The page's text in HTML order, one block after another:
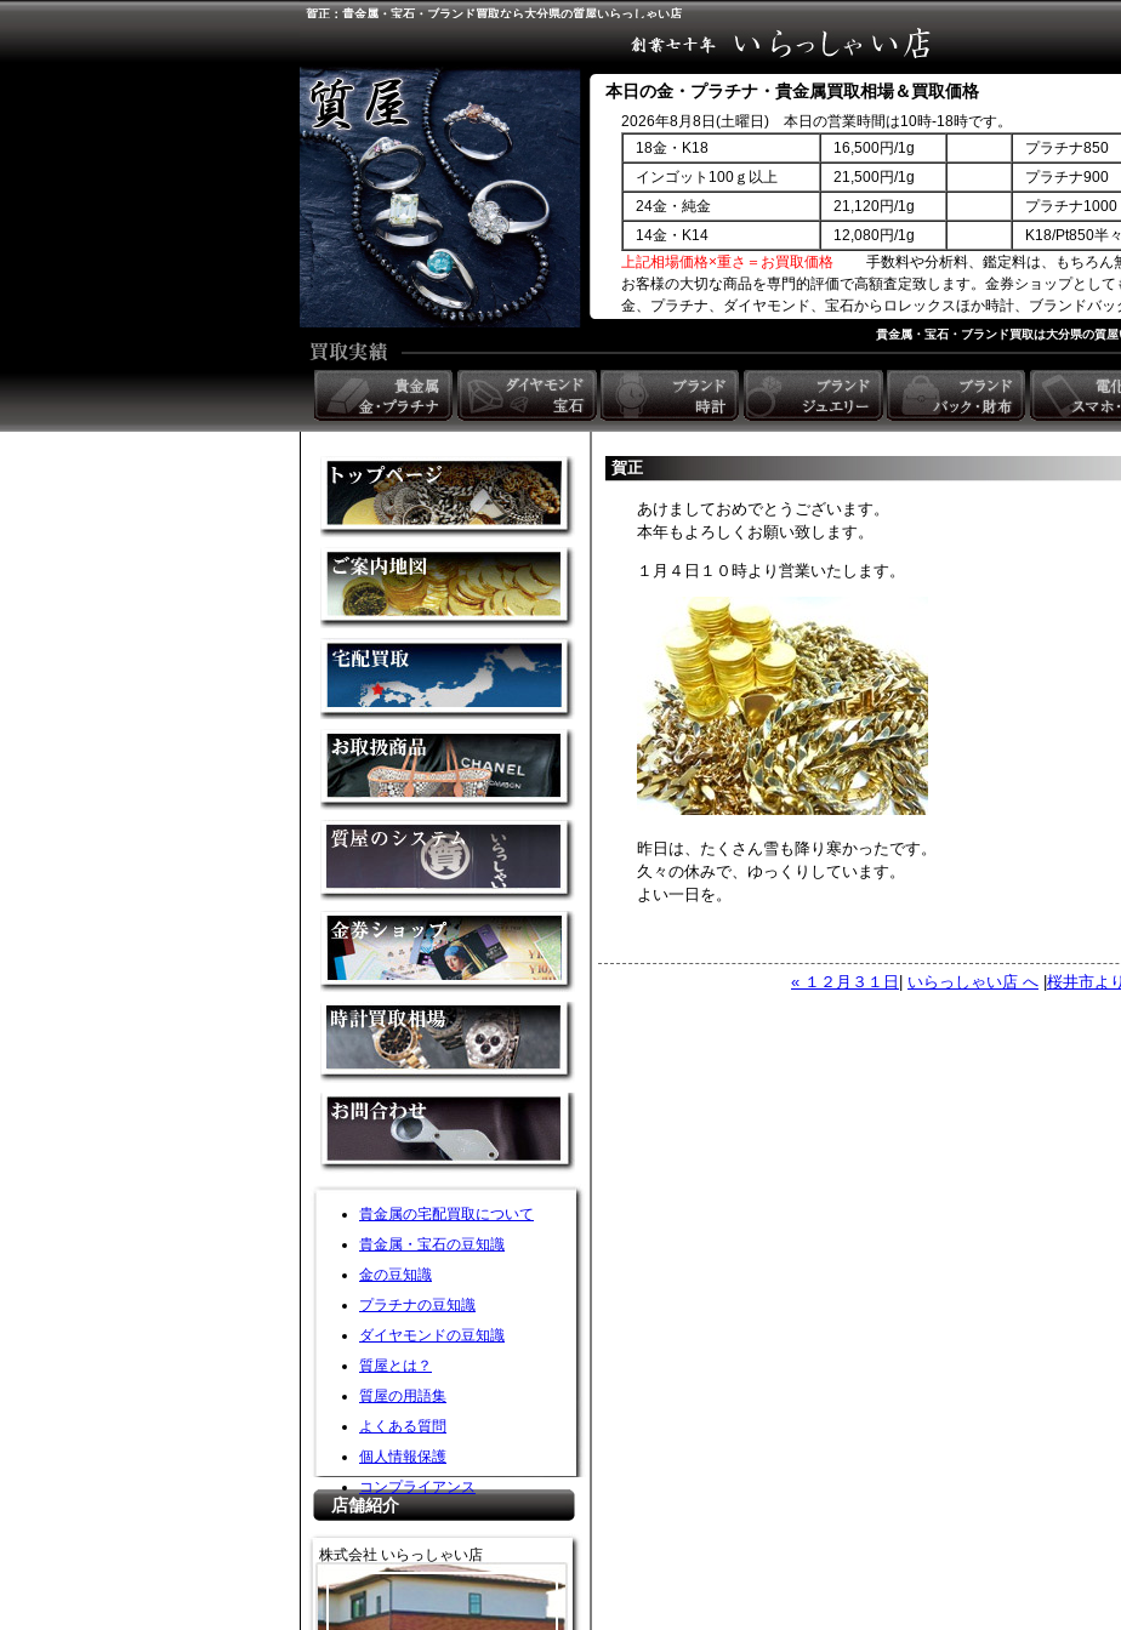
賀正：貴金属・宝石・ブランド買取なら大分県の質屋いらっしゃい店
本日の金・プラチナ・貴金属買取相場＆買取価格
2026年8月8日(土曜日) 本日の営業時間は10時-18時です。
18金・K18
16,500円/1g プラチナ850
インゴット100ｇ以上
21,500円/1g プラチナ900
24金・純金
21,120円/1g プラチナ1000
14金・K14
12,080円/1g K18/Pt850半々
上記相場価格×重さ＝お買取価格 手数料や分析料、鑑定料は、もちろん無
お客様の大切な商品を専門的評価で高額査定致します。金券ショップとして
金、プラチナ、ダイヤモンド、宝石からロレックスほか時計、ブランドバッ
貴金属・宝石・ブランド買取は大分県の質
貴金属の宅配買取について
貴金属・宝石の豆知識
金の豆知識
プラチナの豆知識
ダイヤモンドの豆知識
質屋とは？
質屋の用語集
よくある質問
個人情報保護
コンプライアンス
店舗紹介
株式会社 いらっしゃい店
賀正
あけましておめでとうございます。
本年もよろしくお願い致します。
１月４日１０時より営業いたします。
昨日は、たくさん雪も降り寒かったです。
久々の休みで、ゆっくりしています。
よい一日を。
« １２月３１日
いらっしゃい店 へ 桜井市よ